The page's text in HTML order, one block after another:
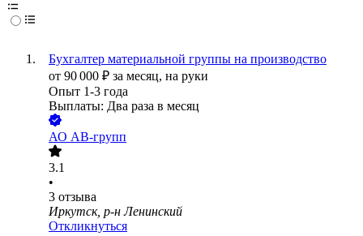
Бухгалтер материальной группы на производство
от 90 000 ₽ за месяц, на руки
Опыт 1-3 года
Выплаты: Два раза в месяц
АО АВ-групп
3.1
•
3 отзыва
Иркутск, р-н Ленинский
Откликнуться